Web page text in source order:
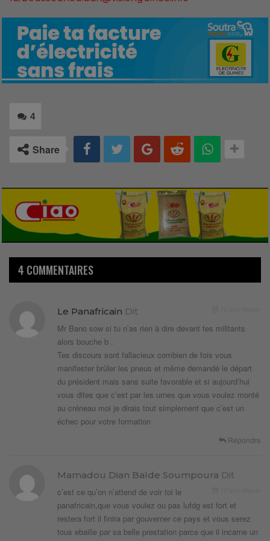
4
Share
4 COMMENTAIRES
Le Panafricain Dit
Mr Bano sow si tu n’as rien à dire devant tes militants
alors bouche b .
Tes discours sont fallacieux combien de fois vous
manifester brûler les pneus et même demandé le départ
du président mais sans suite favorable et si aujourd’hui
vous dites que c’est par les urnes que vous voulez monté
au créneau moi je dirais tout simplement que c’est un
échec pour votre formation
Répondre
Mamadou Dian Balde Soumpoura Dit
c’est ce qu’on n’attend de voir toi le
panafricain,que vous voulez ou pas lufdg est fort et
restera fort il finira par gouverner ce pays et vous serez
tous ebaille par sa belle prestation parce que il incarne un